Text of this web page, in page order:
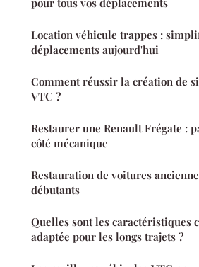
Location véhicule trappes :
déplacements aujourd'hui
Comment réussir la création de
VTC ?
Restaurer une Renault Frégate :
côté mécanique
Restauration de voitures
débutants
Quelles sont les caractéristiques
adaptée pour les longs trajets ?